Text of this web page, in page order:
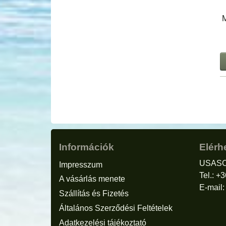
Információk
Impresszum
A vásárlás menete
Szállítás és Fizetés
Általános Szerződési Feltételek
Adatkezelési tájékoztató
Tel.:
E-mail: